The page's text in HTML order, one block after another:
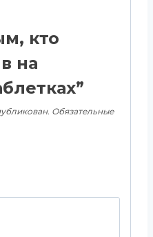
кто
на
Обязательные